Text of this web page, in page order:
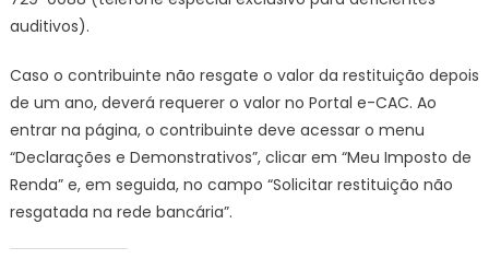
auditivos).
Caso o contribuinte não resgate o valor da restituição depois
de um ano, deverá requerer o valor no Portal e-CAC. Ao
entrar na página, o contribuinte deve acessar o menu
“Declarações e Demonstrativos”, clicar em “Meu Imposto de
Renda” e, em seguida, no campo “Solicitar restituição não
resgatada na rede bancária”.